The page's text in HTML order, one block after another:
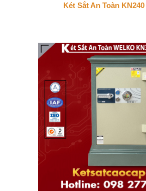
Két Sắt An Toàn